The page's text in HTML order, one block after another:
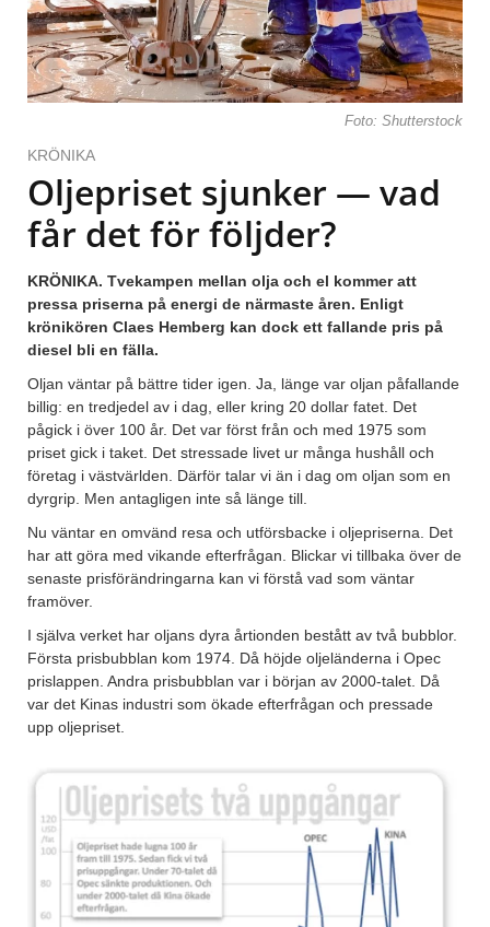
Foto: Shutterstock
KRÖNIKA
Oljepriset sjunker — vad
får det för följder?
KRÖNIKA. Tvekampen mellan olja och el kommer att
pressa priserna på energi de närmaste åren. Enligt
krönikören Claes Hemberg kan dock ett fallande pris på
diesel bli en fälla.
Oljan väntar på bättre tider igen. Ja, länge var oljan påfallande
billig: en tredjedel av i dag, eller kring 20 dollar fatet. Det
pågick i över 100 år. Det var först från och med 1975 som
priset gick i taket. Det stressade livet ur många hushåll och
företag i västvärlden. Därför talar vi än i dag om oljan som en
dyrgrip. Men antagligen inte så länge till.
Nu väntar en omvänd resa och utförsbacke i oljepriserna. Det
har att göra med vikande efterfrågan. Blickar vi tillbaka över de
senaste prisförändringarna kan vi förstå vad som väntar
framöver.
I själva verket har oljans dyra årtionden bestått av två bubblor.
Första prisbubblan kom 1974. Då höjde oljeländerna i Opec
prislappen. Andra prisbubblan var i början av 2000-talet. Då
var det Kinas industri som ökade efterfrågan och pressade
upp oljepriset.